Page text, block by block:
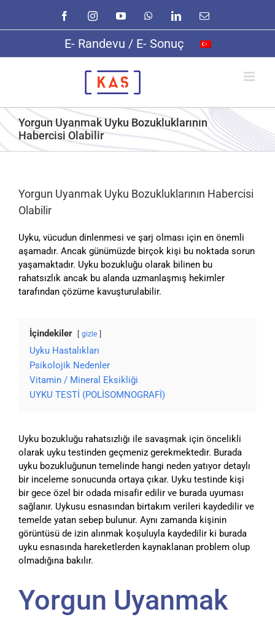
content
FacebookInstagramYouTubeWhatsAppLinkedInE-
E- Randevu / E- Sonuç
Yorgun Uyanmak Uyku Bozukluklarının
Habercisi Olabilir
Yorgun Uyanmak Uyku Bozukluklarının Habercisi
Olabilir
Uyku, vücudun dinlenmesi ve şarj olması için en önemli
aşamadır. Ancak günümüzde birçok kişi bu noktada sorun
yaşamaktadır. Uyku bozukluğu olarak bilinen bu
rahatsızlık ancak bu alanda uzmanlaşmış hekimler
tarafından çözüme kavuşturulabilir.
İçindekiler gizle
Uyku Hastalıkları
Psikolojik Nedenler
Vitamin / Mineral Eksikliği
UYKU TESTİ (POLİSOMNOGRAFİ)
Uyku bozukluğu rahatsızlığı ile savaşmak için öncelikli
olarak uyku testinden geçmeniz gerekmektedir. Burada
uyku bozukluğunun temelinde hangi neden yatıyor detaylı
bir inceleme sonucunda ortaya çıkar. Uyku testinde kişi
bir gece özel bir odada misafir edilir ve burada uyuması
sağlanır. Uykusu esnasından birtakım verileri kaydedilir ve
temelde yatan sebep bulunur. Aynı zamanda kişinin
görüntüsü de izin alınmak koşuluyla kaydedilir ki burada
uyku esnasında hareketlerden kaynaklanan problem olup
olmadığına bakılır.
Yorgun Uyanmak